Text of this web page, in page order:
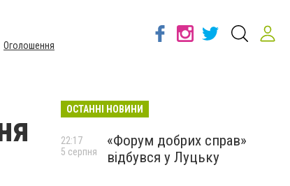
Оголошення
ОСТАННІ НОВИНИ
«Форум добрих справ»
відбувся у Луцьку
22:17
5 серпня